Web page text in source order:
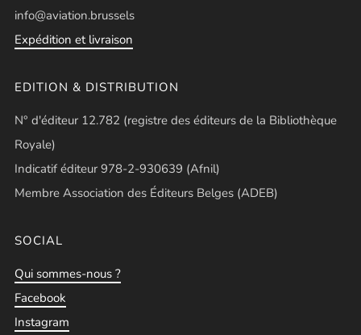
info@aviation.brussels
Expédition et livraison
EDITION & DISTRIBUTION
N° d'éditeur 12.782 (registre des éditeurs de la Bibliothèque
Royale)
Indicatif éditeur 978-2-930639 (Afnil)
Membre Association des Éditeurs Belges (ADEB)
SOCIAL
Qui sommes-nous ?
Facebook
Instagram